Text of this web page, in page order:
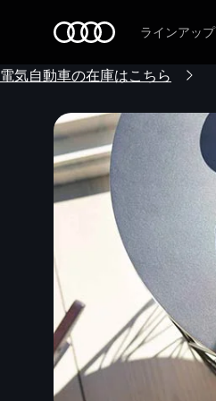
ラインアップ
電気自動車の在庫はこちら